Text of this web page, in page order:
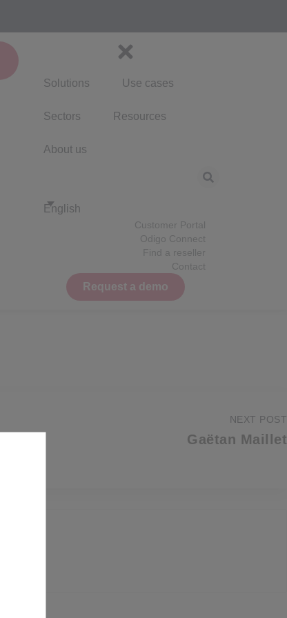
Solutions
Use cases
Sectors Resources
About us
English
Customer Portal
Odigo Connect
Find a reseller
Contact
Request a demo
NEXT POST
Gaëtan Maillet